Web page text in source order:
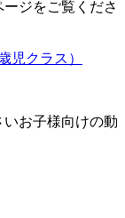
ジをご覧くださ
児クラス）
いお子様向けの動